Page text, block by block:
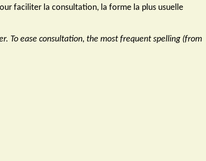
faciliter la consultation, la forme la plus usuelle
To ease consultation, the most frequent spelling (from